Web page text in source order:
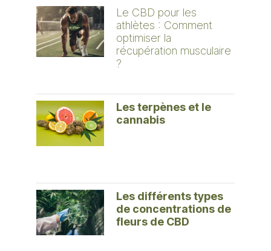
Le CBD pour les
athlètes : Comment
optimiser la
récupération musculaire
?
Les terpènes et le
cannabis
Les différents types
de concentrations de
fleurs de CBD